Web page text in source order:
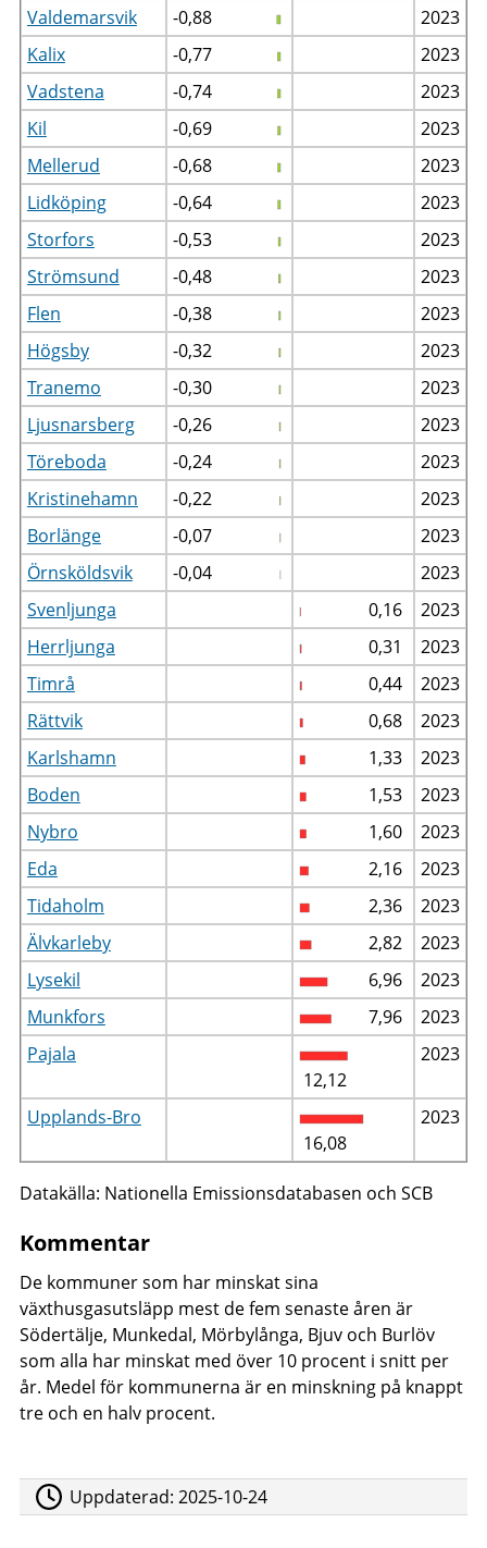
Valdemarsvik
-0,88
2023
Kalix
-0,77
2023
Vadstena
-0,74
2023
Kil
-0,69
2023
Mellerud
-0,68
2023
Lidköping
-0,64
2023
Storfors
-0,53
2023
Strömsund
-0,48
2023
Flen
-0,38
2023
Högsby
-0,32
2023
Tranemo
-0,30
2023
Ljusnarsberg
-0,26
2023
Töreboda
-0,24
2023
Kristinehamn
-0,22
2023
Borlänge
-0,07
2023
Örnsköldsvik
-0,04
2023
Svenljunga
0,16
2023
Herrljunga
0,31
2023
Timrå
0,44
2023
Rättvik
0,68
2023
Karlshamn
1,33
2023
Boden
1,53
2023
Nybro
1,60
2023
Eda
2,16
2023
Tidaholm
2,36
2023
Älvkarleby
2,82
2023
Lysekil
6,96
2023
Munkfors
7,96
2023
Pajala
12,12
2023
Upplands-Bro
16,08
2023
Datakälla: Nationella Emissionsdatabasen och SCB
Kommentar
De kommuner som har minskat sina
växthusgasutsläpp mest de fem senaste åren är
Södertälje, Munkedal, Mörbylånga, Bjuv och Burlöv
som alla har minskat med över 10 procent i snitt per
år. Medel för kommunerna är en minskning på knappt
tre och en halv procent.
Uppdaterad:2025-10-24